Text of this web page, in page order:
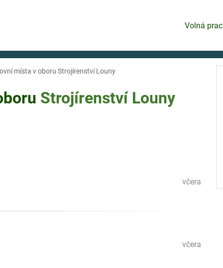
Volná
místa v oboru Strojírenství Louny
Strojírenství Louny
včera
včera